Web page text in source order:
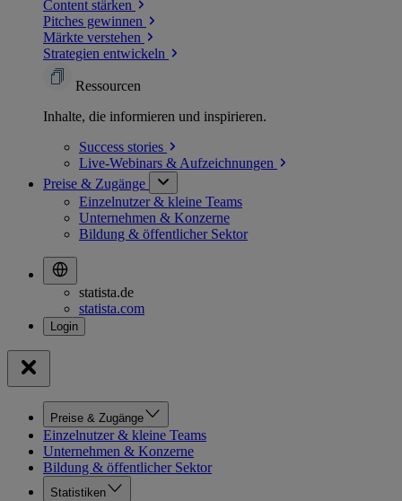
Content stärken
Pitches gewinnen
Märkte verstehen
Strategien entwickeln
Ressourcen
Inhalte, die informieren und inspirieren.
Success stories
Live-Webinars & Aufzeichnungen
Preise & Zugänge
Einzelnutzer & kleine Teams
Unternehmen & Konzerne
Bildung & öffentlicher Sektor
statista.de
statista.com
Preise & Zugänge
Einzelnutzer & kleine Teams
Unternehmen & Konzerne
Bildung & öffentlicher Sektor
Statistiken